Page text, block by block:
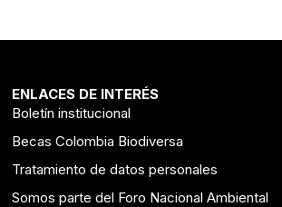
ENLACES DE INTERÉS
Boletín institucional
Becas Colombia Biodiversa
Tratamiento de datos personales
Somos parte del Foro Nacional Ambiental